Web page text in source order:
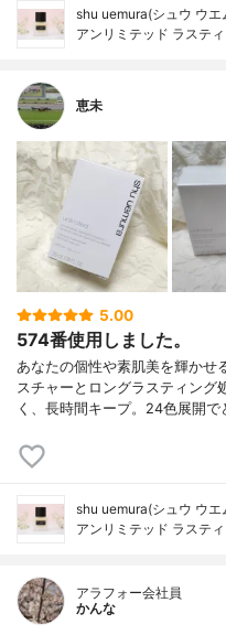
shu uemura(シュウ ウエ
アンリミテッド ラステ
恵未
5.00
574番使用しました。
あなたの個性や素肌美を輝かせ
スチャーとロングラスティング
く、長時間キープ。24色展開
shu uemura(シュウ ウエ
アンリミテッド ラステ
アラフォー会社員
かんな